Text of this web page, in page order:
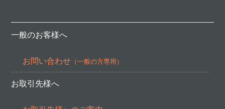
一般のお客様へ
お問い合わせ（一般の方専用）
お取引先様へ